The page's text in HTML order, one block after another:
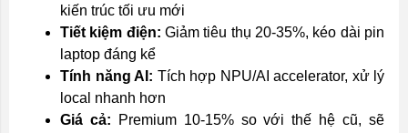
kiến trúc tối ưu mới
Tiết kiệm điện: Giảm tiêu thụ 20-35%, kéo dài pin
laptop đáng kể
Tính năng AI: Tích hợp NPU/AI accelerator, xử lý
local nhanh hơn
Giá cả: Premium 10-15% so với thế hệ cũ, sẽ